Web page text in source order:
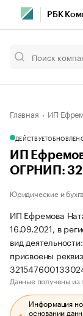
РБК
Главная ИП
ДЕЙСТВУЕТ
ИП
ОГРНИП:
Юридические и
ИП Ефремова
16.09.2021, в
вид
присвоены
Данные получены из
Информация
основании